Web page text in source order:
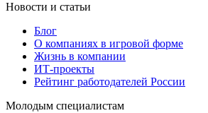
Новости и статьи
Блог
О компаниях в игровой форме
Жизнь в компании
ИТ-проекты
Рейтинг работодателей России
Молодым специалистам